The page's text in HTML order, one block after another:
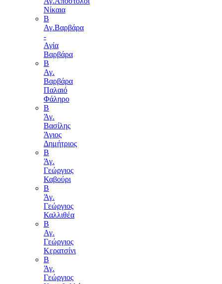
Νίκαια
Β
Αγ.Βαρβάρα
-
Αγία
Βαρβάρα
Β
Αγ.
Βαρβάρα
Παλαιό
Φάληρο
Β
Άγ.
Βασίλης
Άγιος
Δημήτριος
Β
Άγ.
Γεώργιος
Καβούρι
Β
Άγ.
Γεώργιος
Καλλιθέα
Β
Αγ.
Γεώργιος
Κερατσίνι
Β
Άγ.
Γεώργιος